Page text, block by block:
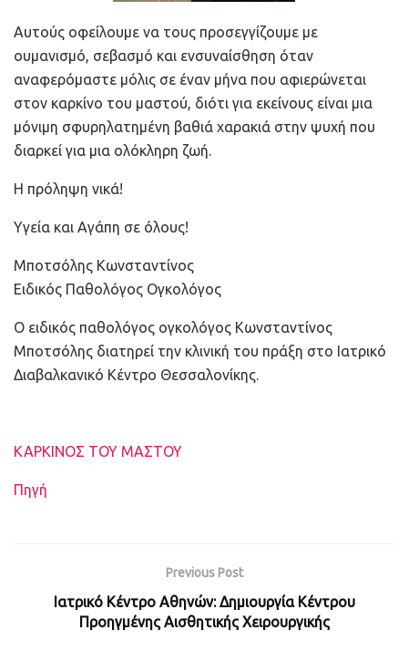
Αυτούς οφείλουμε να τους προσεγγίζουμε με
ουμανισμό, σεβασμό και ενσυναίσθηση όταν
αναφερόμαστε μόλις σε έναν μήνα που αφιερώνεται
στον καρκίνο του μαστού, διότι για εκείνους είναι μια
μόνιμη σφυρηλατημένη βαθιά χαρακιά στην ψυχή που
διαρκεί για μια ολόκληρη ζωή.
Η πρόληψη νικά!
Υγεία και Αγάπη σε όλους!
Μποτσόλης Κωνσταντίνος
Ειδικός Παθολόγος Ογκολόγος
Ο ειδικός παθολόγος ογκολόγος Κωνσταντίνος
Μποτσόλης διατηρεί την κλινική του πράξη στο Ιατρικό
Διαβαλκανικό Κέντρο Θεσσαλονίκης.
Ετικέτες
ΚΑΡΚΙΝΟΣ ΤΟΥ ΜΑΣΤΟΥ
Πηγή
Previous Post
Ιατρικό Κέντρο Αθηνών: Δημιουργία Κέντρου
Προηγμένης Αισθητικής Χειρουργικής